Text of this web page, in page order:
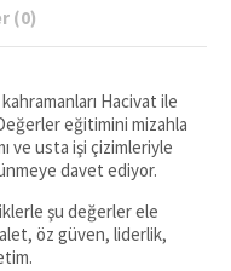
(0)
Hacivat ile
eğitimini mizahla
ve usta işi çizimleriyle
davet ediyor.
şu değerler ele
öz güven, liderlik,